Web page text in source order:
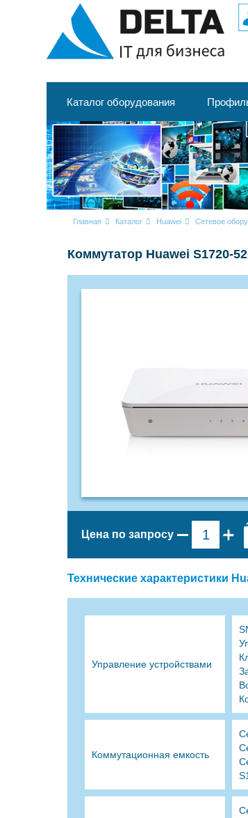
Каталог оборудования
Главная Каталог Huawei Сетевое
Коммутатор Huawei S1720-
Цена по запросу
Технические характеристики
Управление устройствами
Коммутационная емкость